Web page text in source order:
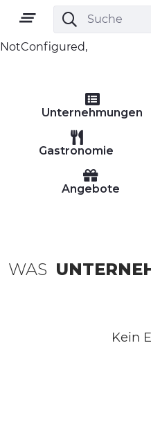
GEBIET
KULTUR
NotConfigured,
Unternehmungen
Gastronomie
Angebote
WAS
Kein